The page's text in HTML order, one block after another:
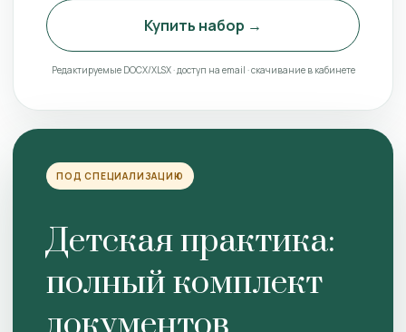
Купить набор →
Редактируемые DOCX/XLSX · доступ на email · скачивание в кабинете
ПОД СПЕЦИАЛИЗАЦИЮ
Детская практика:
полный комплект